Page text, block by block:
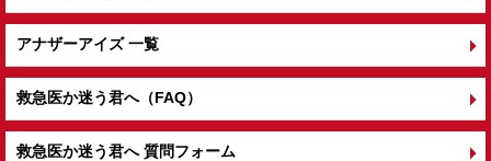
アナザーアイズ 一覧
救急医か迷う君へ（FAQ）
救急医か迷う君へ 質問フォーム